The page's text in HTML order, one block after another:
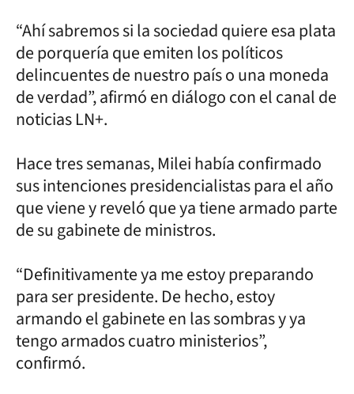
“Ahí sabremos si la sociedad quiere esa plata
de porquería que emiten los políticos
delincuentes de nuestro país o una moneda
de verdad”, afirmó en diálogo con el canal de
noticias LN+.
Hace tres semanas, Milei había confirmado
sus intenciones presidencialistas para el año
que viene y reveló que ya tiene armado parte
de su gabinete de ministros.
“Definitivamente ya me estoy preparando
para ser presidente. De hecho, estoy
armando el gabinete en las sombras y ya
tengo armados cuatro ministerios”,
confirmó.